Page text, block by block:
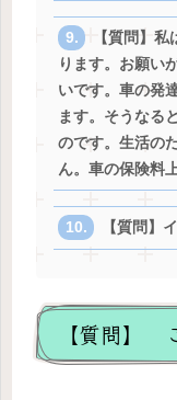
【質問】
ります。お願い
いです。車の発
ます。そうなる
のです。生活の
ん。車の保険料
【質問】
【質問】